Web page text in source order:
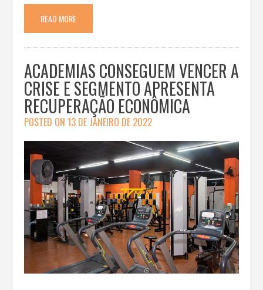
READ MORE
ACADEMIAS CONSEGUEM VENCER A
CRISE E SEGMENTO APRESENTA
RECUPERAÇÃO ECONÔMICA
POSTED ON 13 DE JANEIRO DE 2022